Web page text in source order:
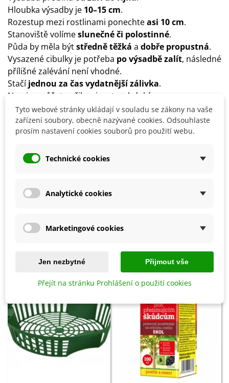
Hloubka výsadby je 10–15 cm.
Rozestup mezi rostlinami ponechteasi 10 cm.
Stanoviště volímeslunečné či polostinné.
Půda by měla býtstředně těžká a dobře propustná.
Vysazené cibulky je potřeba po výsadbězalít, následné
přílišné zalévání není vhodné.
Stačíjednou za čas vydatnější zálivka.
Narcisy můžete přihnojovat v období
růstuvícesložkovým hnojivem.
Je vhodné na zimuzakrýt cibule slámou, chvojím či
rašelinou.
ale možné je po zaschnutí listů a zatažení cibulek
Tyto webové stránky ukládají v souladu se zákony na vaše
zařízení soubory, obecně nazývané cookies. Odsouhlaste
prosím nastavení cookies souborů pro použití webu.
Technické cookies
Analytické cookies
Marketingové cookies
Jen nezbytné Přijmout vše
Přejít na stránku Prohlášení o použití cookies